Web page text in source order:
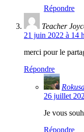
Répondre
Teacher
21 juin 2022 à 14
merci pour le
Répondre
26 juillet
Je vous
Répondre